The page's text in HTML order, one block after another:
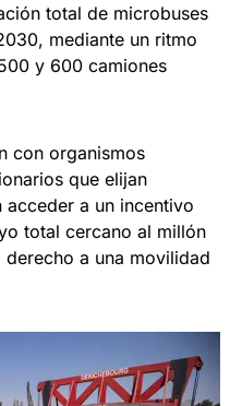
total de microbuses
mediante un ritmo
y 600 camiones
con organismos
que elijan
a un incentivo
total cercano al millón
a una movilidad